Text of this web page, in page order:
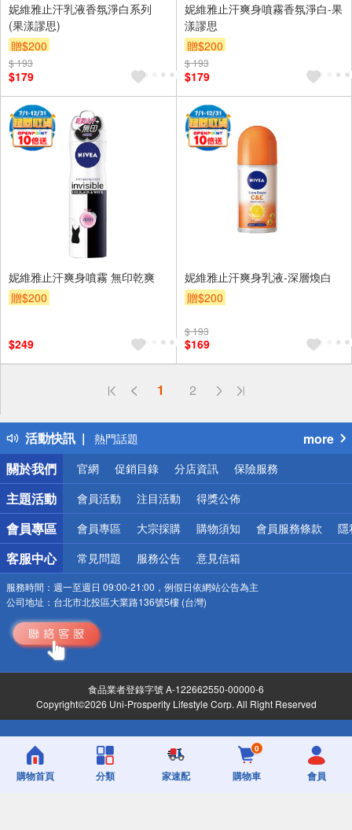
妮維雅止汗乳液香氛淨白系列
(果漾謬思)
贈$200
$ 193
$179
妮維雅止汗爽身噴霧香氛淨白-果
漾謬思
贈$200
$ 193
$179
妮維雅止汗爽身噴霧 無印乾爽
贈$200
$249
妮維雅止汗爽身乳液-深層煥白
贈$200
$ 193
$169
1 2
活動快訊
偏遠地區配送
得獎公告
熱門話題
銀行優惠
偏遠地區配送
詐騙網頁！請小心！
more
關於我們
官網 促銷目錄 分店資訊 保險服務
主題活動 會員活動 注目活動 得獎公佈
會員專區 會員專區 大宗採購 購物須知 會員服務條款 隱
客服中心 常見問題 服務公告 意見信箱
服務時間： 週一至週日 09:00-21:00，例假日依網站公告為主
公司地址： 台北市北投區大業路136號5樓 (台灣)
食品業者登錄字號 A-122662550-00000-6
Copyright©2026 Uni-Prosperity Lifestyle Corp. All Right Reserved
購物首頁 分類 家速配
0
購物車 會員